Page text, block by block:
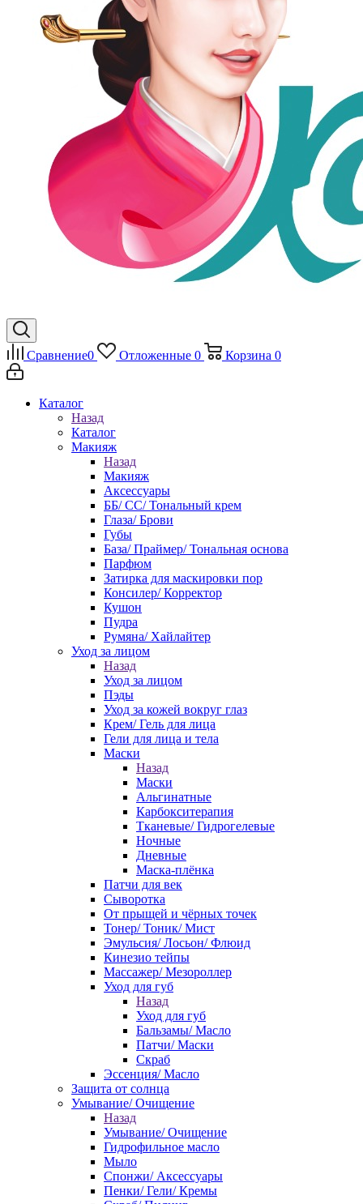
Сравнение0 Отложенные 0 Корзина 0
Каталог
Назад
Каталог
Макияж
Назад
Макияж
Аксессуары
ББ/ СС/ Тональный крем
Глаза/ Брови
Губы
База/ Праймер/ Тональная основа
Парфюм
Затирка для маскировки пор
Консилер/ Корректор
Кушон
Пудра
Румяна/ Хайлайтер
Уход за лицом
Назад
Уход за лицом
Пэды
Уход за кожей вокруг глаз
Крем/ Гель для лица
Гели для лица и тела
Маски
Назад
Маски
Альгинатные
Карбокситерапия
Тканевые/ Гидрогелевые
Ночные
Дневные
Маска-плёнка
Патчи для век
Сыворотка
От прыщей и чёрных точек
Тонер/ Тоник/ Мист
Эмульсия/ Лосьон/ Флюид
Кинезио тейпы
Массажер/ Мезороллер
Уход для губ
Назад
Уход для губ
Бальзамы/ Масло
Патчи/ Маски
Скраб
Эссенция/ Масло
Защита от солнца
Умывание/ Очищение
Назад
Умывание/ Очищение
Гидрофильное масло
Мыло
Спонжи/ Аксессуары
Пенки/ Гели/ Кремы